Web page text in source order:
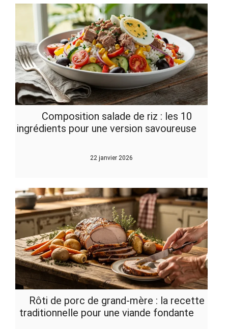
Composition salade de riz : les 10
ingrédients pour une version savoureuse
22 janvier 2026
Rôti de porc de grand-mère : la recette
traditionnelle pour une viande fondante